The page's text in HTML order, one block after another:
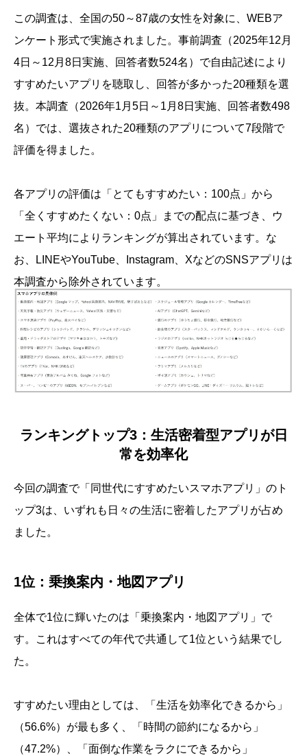
この調査は、全国の50～87歳の女性を対象に、WEBア
ンケート形式で実施されました。事前調査（2025年12月
4日～12月8日実施、回答者数524名）で自由記述により
すすめたいアプリを聴取し、回答が多かった20種類を選
抜。本調査（2026年1月5日～1月8日実施、回答者数498
名）では、選抜された20種類のアプリについて7段階で
評価を得ました。
各アプリの評価は「とてもすすめたい：100点」から
「全くすすめたくない：0点」までの配点に基づき、ウ
エート平均によりランキングが算出されています。な
お、LINEやYouTube、Instagram、XなどのSNSアプリは
本調査から除外されています。
ランキングトップ3：生活密着型アプリが日
常を効率化
今回の調査で「同世代にすすめたいスマホアプリ」のト
ップ3は、いずれも日々の生活に密着したアプリが占め
ました。
1位：乗換案内・地図アプリ
全体で1位に輝いたのは「乗換案内・地図アプリ」で
す。これはすべての年代で共通して1位という結果でし
た。
すすめたい理由としては、「生活を効率化できるから」
（56.6%）が最も多く、「時間の節約になるから」
（47.2%）、「面倒な作業をラクにできるから」